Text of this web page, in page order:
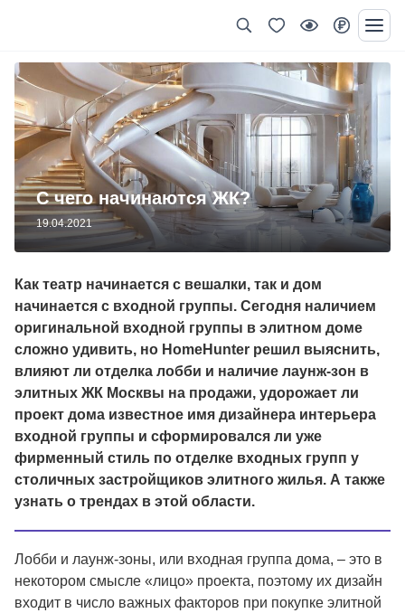
С чего начинаются ЖК?
19.04.2021
Как театр начинается с вешалки, так и дом
начинается с входной группы. Сегодня наличием
оригинальной входной группы в элитном доме
сложно удивить, но HomeHunter решил выяснить,
влияют ли отделка лобби и наличие лаунж-зон в
элитных ЖК Москвы на продажи, удорожает ли
проект дома известное имя дизайнера интерьера
входной группы и сформировался ли уже
фирменный стиль по отделке входных групп у
столичных застройщиков элитного жилья. А также
узнать о трендах в этой области.
Лобби и лаунж-зоны, или входная группа дома, – это в
некотором смысле «лицо» проекта, поэтому их дизайн
входит в число важных факторов при покупке элитной